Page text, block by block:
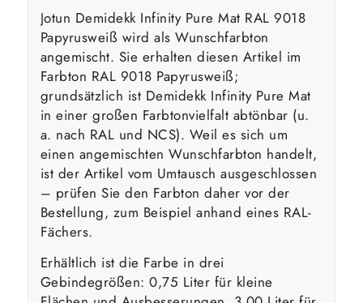
Jotun Demidekk Infinity Pure Mat RAL 9018
Papyrusweiß wird als Wunschfarbton
angemischt. Sie erhalten diesen Artikel im
Farbton RAL 9018 Papyrusweiß;
grundsätzlich ist Demidekk Infinity Pure Mat
in einer großen Farbtonvielfalt abtönbar (u.
a. nach RAL und NCS). Weil es sich um
einen angemischten Wunschfarbton handelt,
ist der Artikel vom Umtausch ausgeschlossen
– prüfen Sie den Farbton daher vor der
Bestellung, zum Beispiel anhand eines RAL-
Fächers.
Erhältlich ist die Farbe in drei
Gebindegrößen: 0,75 Liter für kleine